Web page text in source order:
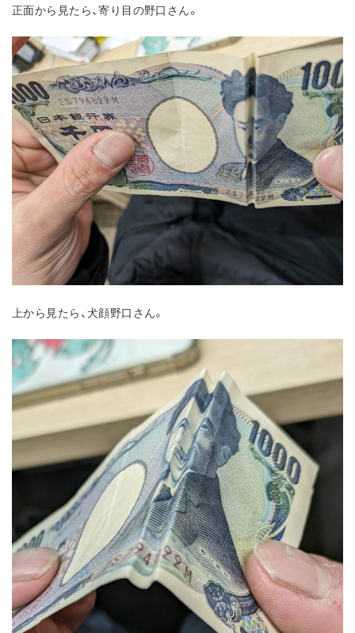
正面から見たら、寄り目の野口さん。
上から見たら、犬顔野口さん。